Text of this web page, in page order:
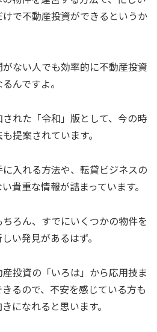
で不動産投資ができるというか
ない人でも効率的に不動産投資
んですよ。
れた「令和」版として、今の時
提案されています。
入れる方法や、転貸ビジネスの
貴重な情報が詰まっています。
ろん、すでにいくつかの物件を
い発見があるはず。
投資の「いろは」から応用技ま
るので、不安を感じている方も
になれると思います。